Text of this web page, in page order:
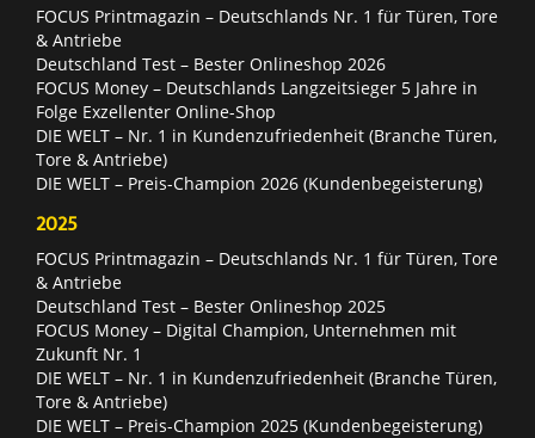
FOCUS Printmagazin – Deutschlands Nr. 1 für Türen, Tore
& Antriebe
Deutschland Test – Bester Onlineshop 2026
FOCUS Money – Deutschlands Langzeitsieger 5 Jahre in
Folge Exzellenter Online-Shop
DIE WELT – Nr. 1 in Kundenzufriedenheit (Branche Türen,
Tore & Antriebe)
DIE WELT – Preis-Champion 2026 (Kundenbegeisterung)
2025
FOCUS Printmagazin – Deutschlands Nr. 1 für Türen, Tore
& Antriebe
Deutschland Test – Bester Onlineshop 2025
FOCUS Money – Digital Champion, Unternehmen mit
Zukunft Nr. 1
DIE WELT – Nr. 1 in Kundenzufriedenheit (Branche Türen,
Tore & Antriebe)
DIE WELT – Preis-Champion 2025 (Kundenbegeisterung)